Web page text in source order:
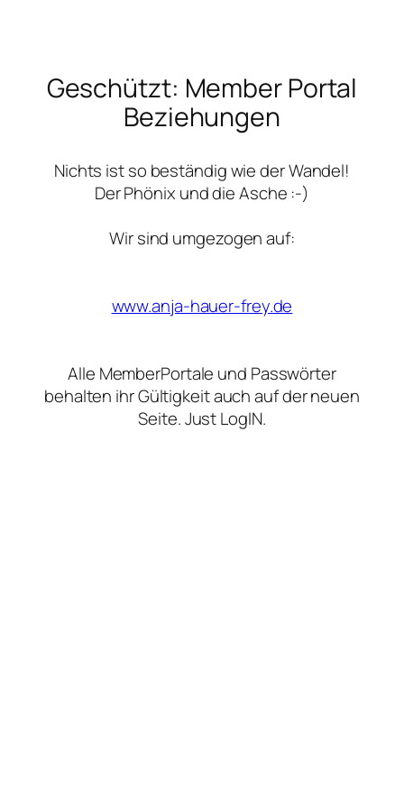
springenGeschützt: Member Portal
Beziehungen
Nichts ist so beständig wie der Wandel!
Der Phönix und die Asche :-)
Wir sind umgezogen auf:
www.anja-hauer-frey.de
Alle MemberPortale und Passwörter
behalten ihr Gültigkeit auch auf der neuen
Seite. Just LogIN.